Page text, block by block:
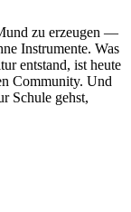
zu erzeugen —
Instrumente. Was
entstand, ist heute
Community. Und
Schule gehst,